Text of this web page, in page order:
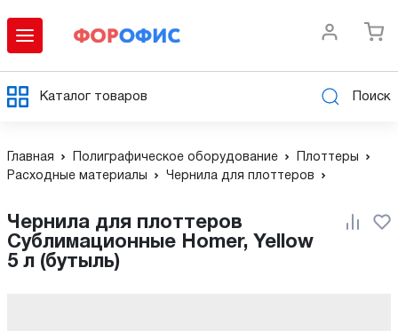
Каталог товаров Поиск
Главная Полиграфическое оборудование
Плоттеры
Расходные материалы
Чернила для плоттеров
Чернила для плоттеров
Сублимационные Homer, Yellow
5 л (бутыль)